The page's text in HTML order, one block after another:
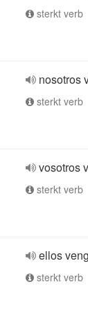
sterkt verb
nosotros
sterkt verb
vosotros
sterkt verb
ellos
sterkt verb